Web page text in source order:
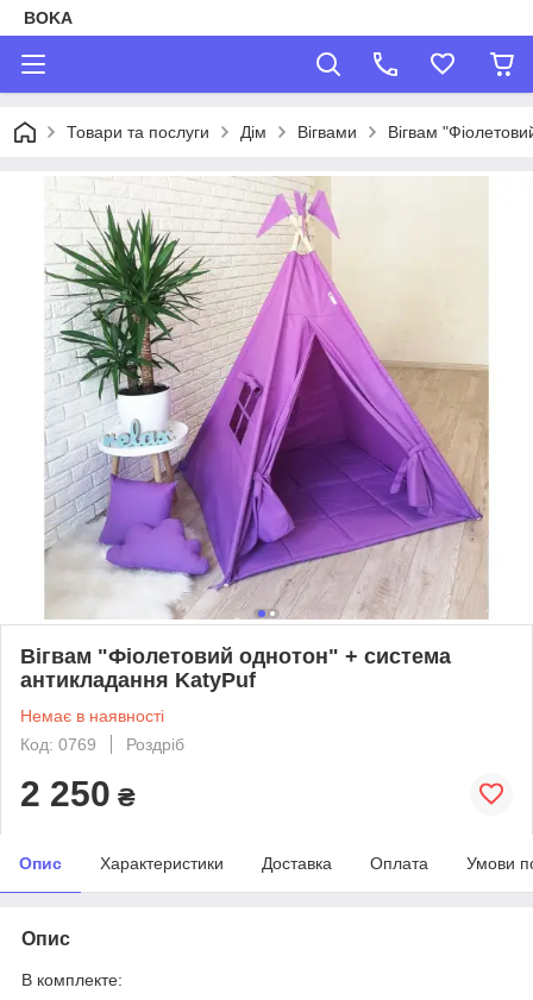
BOKA
Товари та послуги Дім Вігвами Вігвам
Вігвам "Фіолетовий однотон" + система
антикладання KatyPuf
Немає в наявності
Код: 0769
Роздріб
2 250 ₴
Опис Характеристики Доставка Оплата Умови
Опис
В комплекте: